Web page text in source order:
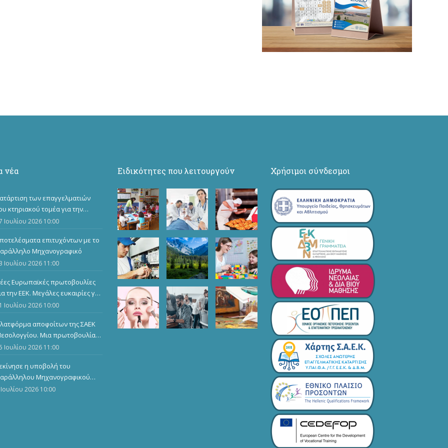
νέα
των επαγγελματιών
κτηριακού τομέα για την
επιπλέον
Ιουλίου 2026 10:00
επιτυχόντων με το
Μηχανογραφικό
Ιουλίου 2026 11:00
Ευρωπαϊκές πρωτοβουλίες
την ΕΕΚ. Μεγάλες ευκαιρίες για
καταρτιζόμενους
Ιουλίου 2026 10:00
αποφοίτων της ΣΑΕΚ
Μια πρωτοβουλία
ενώνει, αναδεικνύει και
Ιουλίου 2026 11:00
η υποβολή του
Μηχανογραφικού
2026 10:00
Ειδικότητες που λειτουργούν Χρήσιμοι σύνδεσμοι